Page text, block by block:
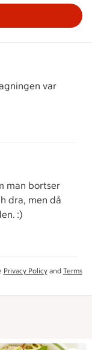
var
man bortser
dra, men då
:)
Privacy Policyand Terms